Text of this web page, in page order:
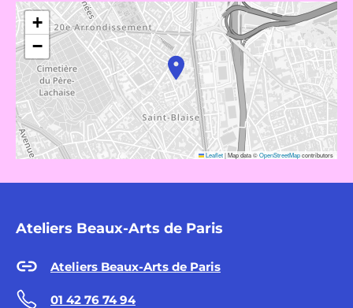
+
−
Leaflet|Map data ©OpenStreetMapcontributors
Ateliers Beaux-Arts de Paris
Ateliers Beaux-Arts de Paris
01 42 76 74 94